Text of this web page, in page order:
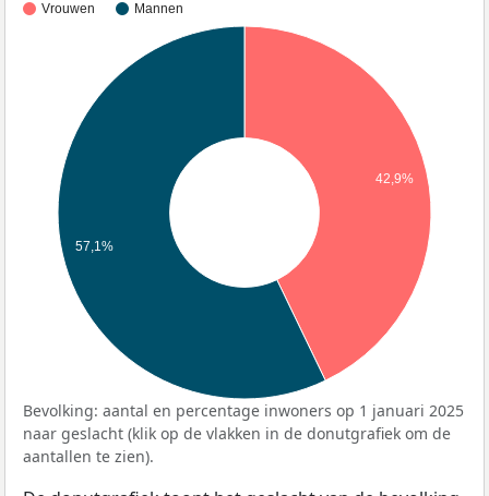
Vrouwen Mannen
42,9%
57,1%
Bevolking: aantal en percentage inwoners op 1 januari 2025
naar geslacht (klik op de vlakken in de donutgrafiek om de
aantallen te zien).